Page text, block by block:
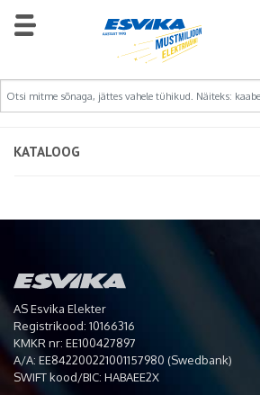
KATALOOG
AS Esvika Elekter
Registrikood: 10166316
KMKR nr: EE100427897
A/A: EE842200221001157980 (Swedbank)
SWIFT kood/BIC: HABAEE2X